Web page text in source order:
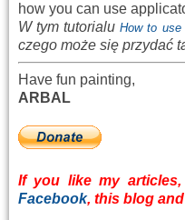
how you can use
W tym tutorialuHow to use
czego może się przydać
Have fun painting,
ARBAL
If you like my articles,
Facebook, this blog and